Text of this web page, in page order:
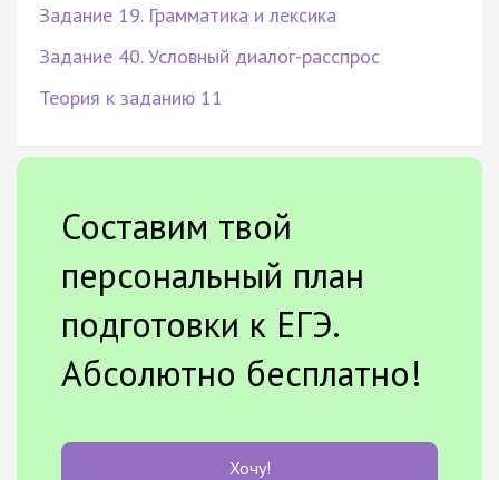
Задание 19. Грамматика и лексика
Задание 40. Условный диалог-расспрос
Теория к заданию 11
Составим твой
персональный план
подготовки к ЕГЭ.
Абсолютно бесплатно!
Хочу!